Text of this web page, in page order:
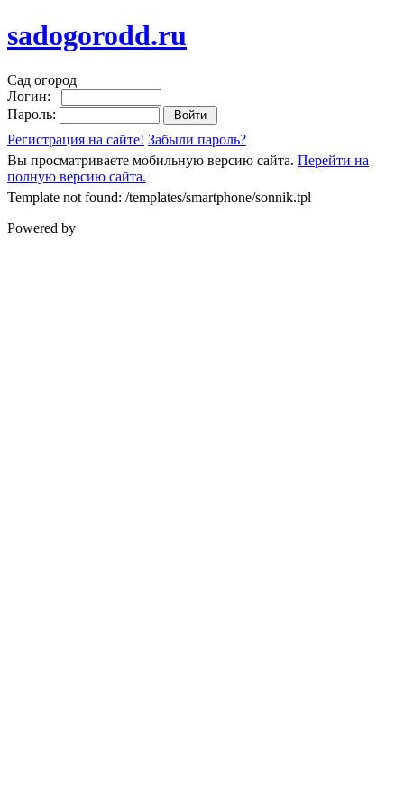
sadogorodd.ru
Сад огород
Логин:
Пароль:
Регистрация на сайте! Забыли пароль?
Вы просматриваете мобильную версию сайта. Перейти на
полную версию сайта.
Template not found: /templates/smartphone/sonnik.tpl
Powered by